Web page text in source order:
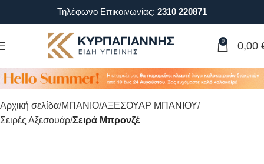
Τηλέφωνο Επικοινωνίας: 2310 220871
0 0,00
Αρχική σελίδα ΜΠΑΝΙΟ ΑΞΕΣΟΥΑΡ ΜΠΑΝΙΟΥ
Σειρές Αξεσουάρ Σειρά Μπρονζέ